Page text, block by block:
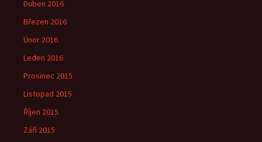
Duben 2016
Březen 2016
Únor 2016
Leden 2016
Prosinec 2015
Listopad 2015
Říjen 2015
Září 2015